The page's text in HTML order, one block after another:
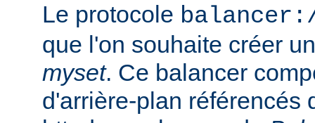
Le protocole
que l'on souhaite créer
myset. Ce balancer
d'arrière-plan référencés